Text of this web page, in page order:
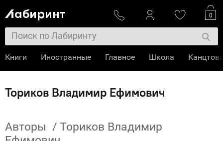
Ториков Владимир Ефимович
Авторы / Ториков Владимир
0
Книги Иностранные Главное Школа